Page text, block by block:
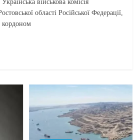
військова комісія
області Російської Федерації,